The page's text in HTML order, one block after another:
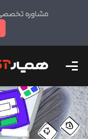
مشاوره